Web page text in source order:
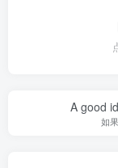
A good
如